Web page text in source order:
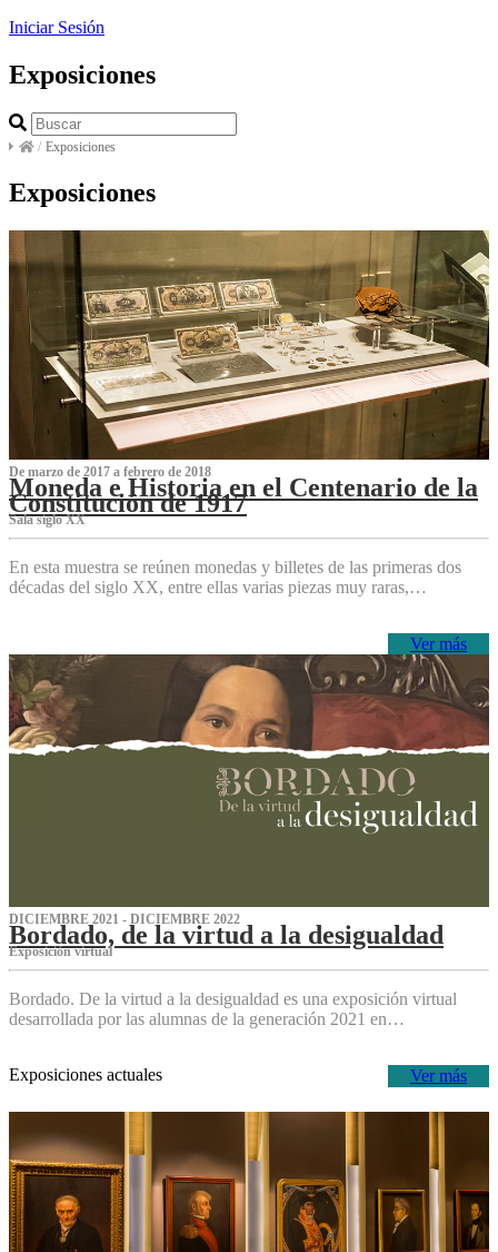
Iniciar Sesión
Exposiciones
/ Exposiciones
Exposiciones
De marzo de 2017 a febrero de 2018
Moneda e Historia en el Centenario de la
Constitución de 1917
Sala siglo XX
En esta muestra se reúnen monedas y billetes de las primeras dos
décadas del siglo XX, entre ellas varias piezas muy raras,…
Ver más
DICIEMBRE 2021 - DICIEMBRE 2022
Bordado, de la virtud a la desigualdad
Exposición virtual‌
Bordado. De la virtud a la desigualdad es una exposición virtual
desarrollada por las alumnas de la generación 2021 en…
Ver más
Exposiciones actuales